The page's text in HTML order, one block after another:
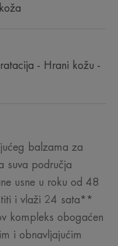
- Hrani kožu -
balzama za
suva područja
usne u roku od 48
i vlaži 24 sata**
kompleks obogaćen
i obnavljajućim